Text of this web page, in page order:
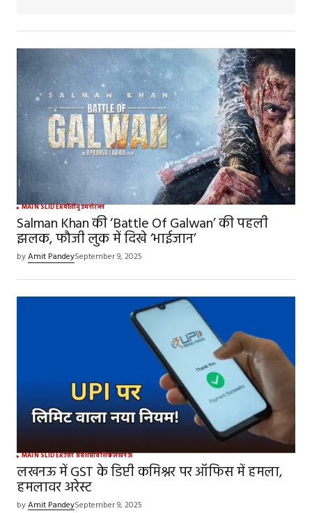
MAIN SLIDERबॉलीवुडमनोरंजन
Salman Khan की ‘Battle Of Galwan’ की पहली
झलक, फौजी लुक में दिखे ‘भाईजान’
byAmit PandeySeptember 9, 2025
MAIN SLIDERउत्तर प्रदेशप्रादेशिकलखनऊ
लखनऊ में GST के डिप्टी कमिश्नर पर ऑफिस में हमला,
हमलावर अरेस्ट
byAmit PandeySeptember 9, 2025